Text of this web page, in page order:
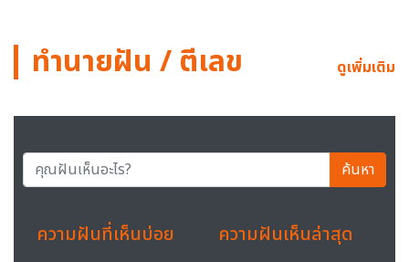
ทำนายฝัน / ตีเลข ดูเพิ่มเติม
ค้นหา
ความฝันที่เห็นบ่อย ความฝันเห็นล่าสุด